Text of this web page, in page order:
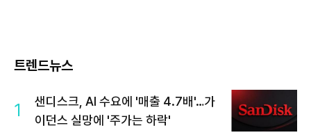
트렌드뉴스
1
샌디스크, AI 수요에 '매출 4.7배'…가
이던스 실망에 '주가는 하락'